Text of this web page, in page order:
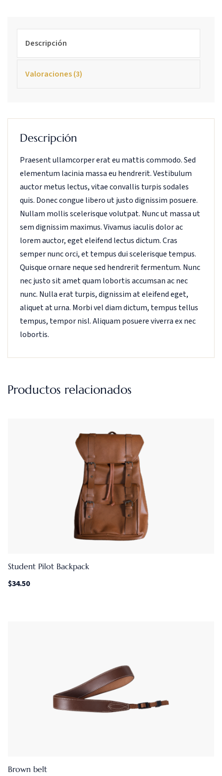
Descripción
Valoraciones (3)
Descripción
Praesent ullamcorper erat eu mattis commodo. Sed
elementum lacinia massa eu hendrerit. Vestibulum
auctor metus lectus, vitae convallis turpis sodales
quis. Donec congue libero ut justo dignissim posuere.
Nullam mollis scelerisque volutpat. Nunc ut massa ut
sem dignissim maximus. Vivamus iaculis dolor ac
lorem auctor, eget eleifend lectus dictum. Cras
semper nunc orci, et tempus dui scelerisque tempus.
Quisque ornare neque sed hendrerit fermentum. Nunc
nec justo sit amet quam lobortis accumsan ac nec
nunc. Nulla erat turpis, dignissim at eleifend eget,
aliquet at urna. Morbi vel diam dictum, tempus tellus
tempus, tempor nisl. Aliquam posuere viverra ex nec
lobortis.
Productos relacionados
Student Pilot Backpack
$34.50
Brown belt